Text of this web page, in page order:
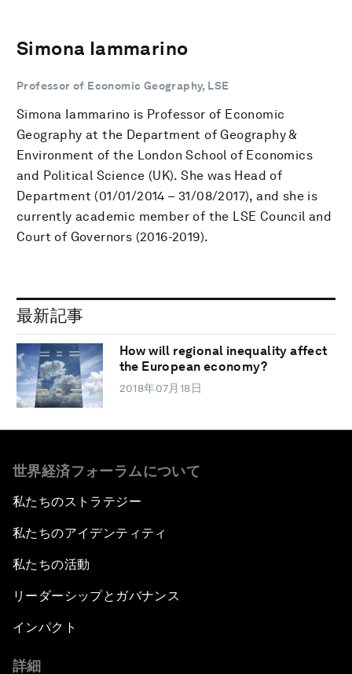
Simona Iammarino
Professor of Economic Geography, LSE
Simona Iammarino is Professor of Economic
Geography at the Department of Geography &
Environment of the London School of Economics
and Political Science (UK). She was Head of
Department (01/01/2014 – 31/08/2017), and she is
currently academic member of the LSE Council and
Court of Governors (2016-2019).
最新記事
How will regional inequality affect
the European economy?
2018年07月18日
世界経済フォーラムについて
私たちのストラテジー
私たちのアイデンティティ
私たちの活動
リーダーシップとガバナンス
インパクト
詳細